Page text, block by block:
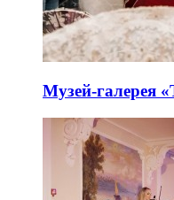
Музей-галерея